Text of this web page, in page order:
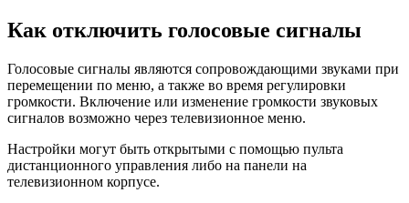
Как отключить голосовые сигналы
Голосовые сигналы являются сопровождающими звуками при
перемещении по меню, а также во время регулировки
громкости. Включение или изменение громкости звуковых
сигналов возможно через телевизионное меню.
Настройки могут быть открытыми с помощью пульта
дистанционного управления либо на панели на
телевизионном корпусе.